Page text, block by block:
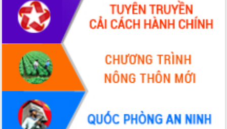
UBND tỉnh họp báo định kỳ tháng 4
năm 2026
Hội thảo khoa học “Giải pháp thúc đẩy
phát triển nền kinh tế xanh tại tỉnh
Đắk Lắk”
Tăng cường giám sát, đôn đốc thực
hiện nhiệm vụ quản lý tài sản công
hàng tuần
Tháo gỡ những vướng mắc, đẩy mạnh
công tác cải cách thủ tục hành chính
tại Trung tâm Phục vụ hành chính
công tỉnh